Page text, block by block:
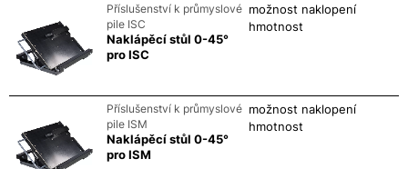
Příslušenství k průmyslové
pile ISC
Naklápěcí stůl 0-45°
pro ISC
možnost naklopení
hmotnost
Příslušenství k průmyslové
pile ISM
Naklápěcí stůl 0-45°
pro ISM
možnost naklopení
hmotnost